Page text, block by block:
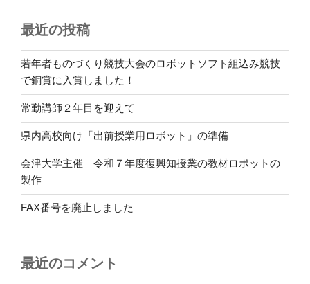
最近の投稿
若年者ものづくり競技大会のロボットソフト組込み競技
で銅賞に入賞しました！
常勤講師２年目を迎えて
県内高校向け「出前授業用ロボット」の準備
会津大学主催 令和７年度復興知授業の教材ロボットの
製作
FAX番号を廃止しました
最近のコメント